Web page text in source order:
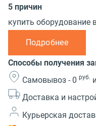
5 причин
купить оборудование
Подробнее
Способы получения
Самовывоз - 0 руб.
Доставка и
Курьерская